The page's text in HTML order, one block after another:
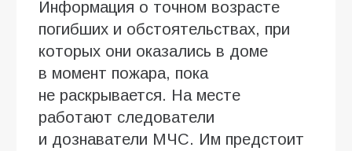
Информация о точном возрасте
погибших и обстоятельствах, при
которых они оказались в доме
в момент пожара, пока
не раскрывается. На месте
работают следователи
и дознаватели МЧС. Им предстоит